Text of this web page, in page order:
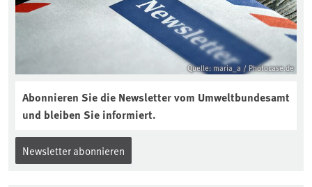
Quelle: maria_a / Photocase.de
Abonnieren Sie die Newsletter vom Umweltbundesamt
und bleiben Sie informiert.
Newsletter abonnieren